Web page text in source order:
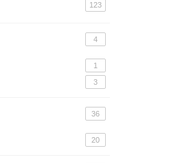
123
4
1
3
36
20